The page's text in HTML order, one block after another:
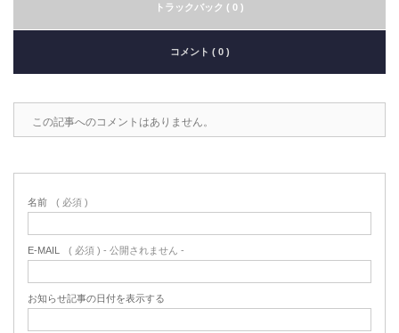
トラックバック ( 0 )
コメント ( 0 )
この記事へのコメントはありません。
名前 ( 必須 )
E-MAIL ( 必須 ) - 公開されません -
お知らせ記事の日付を表示する